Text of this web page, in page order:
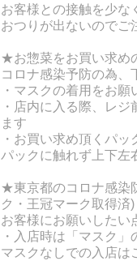
お客様との接触を少な
おつりが出ないのでご
★お惣菜をお買い求め
コロナ感染予防の為、
・マスクの着用をお願
・店内に入る際、レ
ます
・お買い求め頂くパッ
パックに触れず上下左
★東京都のコロナ感染
ク・王冠マーク取得済)
お客様にお願いしたい
・入店時は「マスク
マスクなしでの入店は